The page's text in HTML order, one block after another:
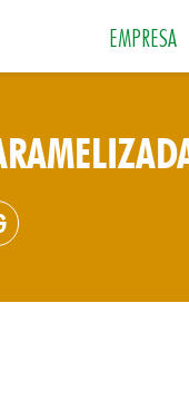
EMPRESA